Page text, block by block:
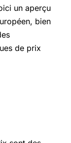
un aperçu
bien
de prix